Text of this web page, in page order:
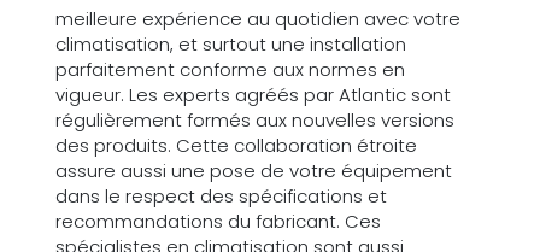
meilleure expérience au quotidien avec votre
climatisation, et surtout une installation
parfaitement conforme aux normes en
vigueur. Les experts agréés par Atlantic sont
régulièrement formés aux nouvelles versions
des produits. Cette collaboration étroite
assure aussi une pose de votre équipement
dans le respect des spécifications et
recommandations du fabricant. Ces
spécialistes en climatisation sont aussi